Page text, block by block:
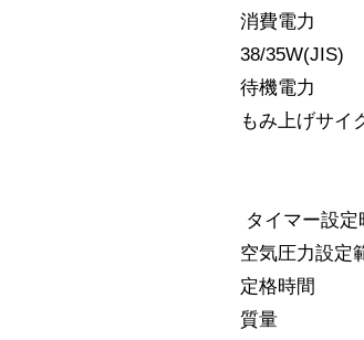
消費電力
38/35W(JIS)
待機電
もみ上げサ
スクイ
ハイ
タイマー設
空気圧力設定
定格時
質量